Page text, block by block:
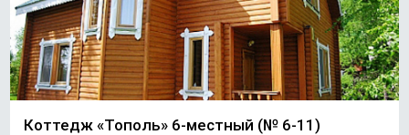
Коттедж «Тополь» 6-местный (№ 6-11)